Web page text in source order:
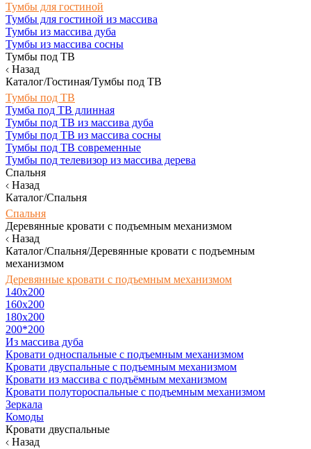
Тумбы для гостиной
Тумбы для гостиной из массива
Тумбы из массива дуба
Тумбы из массива сосны
Тумбы под ТВ
Назад
Каталог/Гостиная/Тумбы под ТВ
Тумбы под ТВ
Тумба под ТВ длинная
Тумбы под ТВ из массива дуба
Тумбы под ТВ из массива сосны
Тумбы под ТВ современные
Тумбы под телевизор из массива дерева
Спальня
Назад
Каталог/Спальня
Спальня
Деревянные кровати с подъемным механизмом
Назад
Каталог/Спальня/Деревянные кровати с подъемным
механизмом
Деревянные кровати с подъемным механизмом
140x200
160х200
180х200
200*200
Из массива дуба
Кровати односпальные с подъемным механизмом
Кровати двуспальные с подъемным механизмом
Кровати из массива с подъёмным механизмом
Кровати полутороспальные с подъемным механизмом
Зеркала
Комоды
Кровати двуспальные
Назад